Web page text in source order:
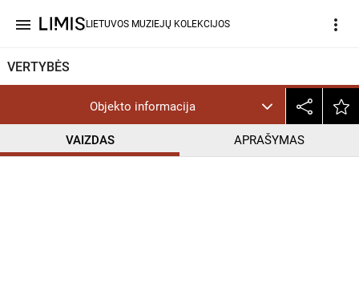
menu LIETUVOS MUZIEJŲ KOLEKCIJOS more_vert
VERTYBĖS
Objekto informacija
VAIZDAS APRAŠYMAS
help_outline